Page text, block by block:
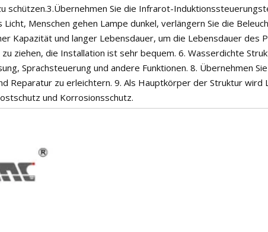
schützen.3.Übernehmen Sie die Infrarot-
Licht, Menschen gehen Lampe dunkel, verlängern Sie die
Kapazität und langer Lebensdauer, um die Lebensdauer des
ziehen, die Installation ist sehr bequem. 6. Wasserdichte
Sprachsteuerung und andere Funktionen. 8. Übernehmen
Reparatur zu erleichtern. 9. Als Hauptkörper der Struktur
und Korrosionsschutz.